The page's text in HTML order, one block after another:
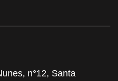
n°12, Santa